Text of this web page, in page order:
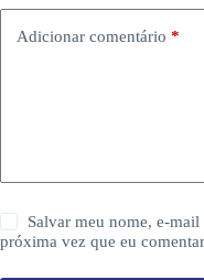
Adicionar comentário *
Salvar meu nome, e-mail
próxima vez que eu